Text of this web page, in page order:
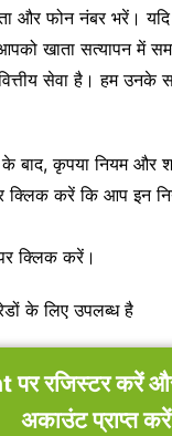
और फोन नंबर भरें।
खाता सत्यापन में
सेवा है। हम उनके
बाद, कृपया नियम और
करें कि आप इन
क्लिक करें।
के लिए उपलब्ध है
पर रजिस्टर करें
अकाउंट प्राप्त करें